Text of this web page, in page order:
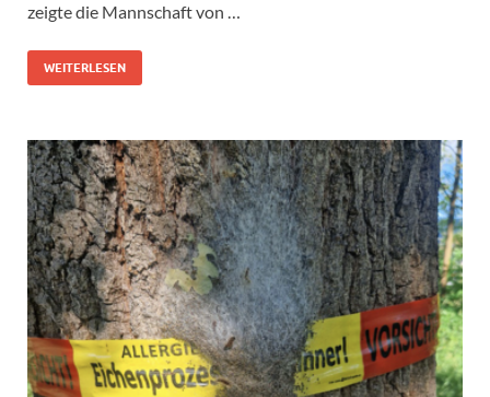
zeigte die Mannschaft von …
WEITERLESEN